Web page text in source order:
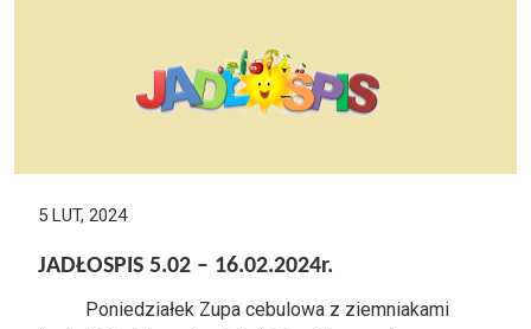
5 LUT, 2024
JADŁOSPIS 5.02 – 16.02.2024r.
Poniedziałek Zupa cebulowa z ziemniakami